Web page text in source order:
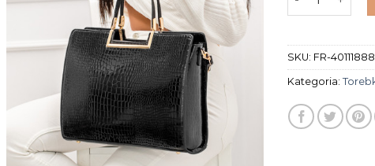
SKU: FR-40111888
Kategoria: